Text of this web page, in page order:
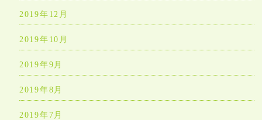
2019年12月
2019年10月
2019年9月
2019年8月
2019年7月